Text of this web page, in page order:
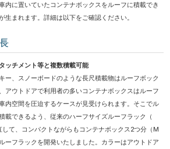
内に置いていたコンテナボックスをルーフに積載でき
生まれます。詳細は以下をご確認ください。
ッチメント等と複数積載可能
ー、スノーボードのような長尺積載物はルーフボック
アウトドアで利用者の多いコンテナボックスはルーフ
内空間を圧迫するケースが見受けられます。そこでル
載できるよう、従来のハーフサイズルーフラック（
して、コンパクトながらもコンテナボックス2つ分（M
ーフラックを開発いたしました。カラーはアウトドア